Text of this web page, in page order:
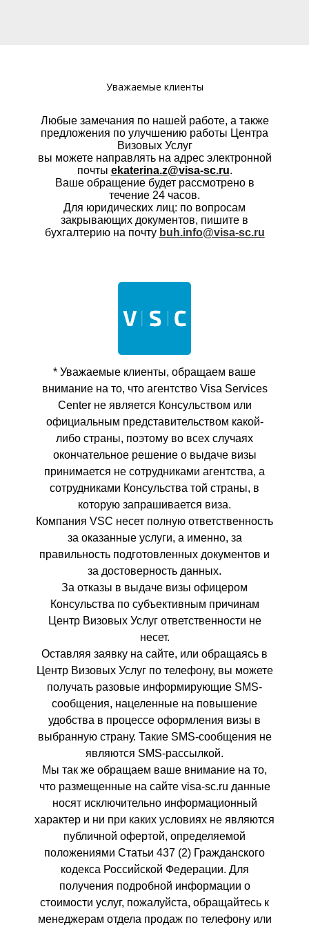
Уважаемые клиенты
Любые замечания по нашей работе, а также
предложения по улучшению работы Центра
Визовых Услуг
вы можете направлять на адрес электронной
почты ekaterina.z@visa-sc.ru.
Ваше обращение будет рассмотрено в
течение 24 часов.
Для юридических лиц: по вопросам
закрывающих документов, пишите в
бухгалтерию на почту buh.info@visa-sc.ru
* Уважаемые клиенты, обращаем ваше
внимание на то, что агентство Visa Services
Center не является Консульством или
официальным представительством какой-
либо страны, поэтому во всех случаях
окончательное решение о выдаче визы
принимается не сотрудниками агентства, а
сотрудниками Консульства той страны, в
которую запрашивается виза.
Компания VSC несет полную ответственность
за оказанные услуги, а именно, за
правильность подготовленных документов и
за достоверность данных.
За отказы в выдаче визы офицером
Консульства по субъективным причинам
Центр Визовых Услуг ответственности не
несет.
Оставляя заявку на сайте, или обращаясь в
Центр Визовых Услуг по телефону, вы можете
получать разовые информирующие SMS-
сообщения, нацеленные на повышение
удобства в процессе оформления визы в
выбранную страну. Такие SMS-сообщения не
являются SMS-рассылкой.
Мы так же обращаем ваше внимание на то,
что размещенные на сайте visa-sc.ru данные
носят исключительно информационный
характер и ни при каких условиях не являются
публичной офертой, определяемой
положениями Статьи 437 (2) Гражданского
кодекса Российской Федерации. Для
получения подробной информации о
стоимости услуг, пожалуйста, обращайтесь к
менеджерам отдела продаж по телефону или